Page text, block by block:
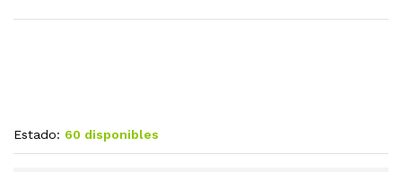
Estado: 60 disponibles